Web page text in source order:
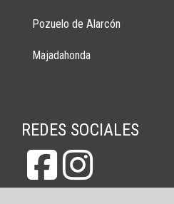
Pozuelo de Alarcón
Majadahonda
REDES SOCIALES